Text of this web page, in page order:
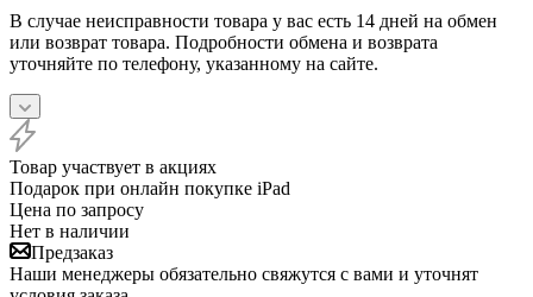
В случае неисправности товара у вас есть 14 дней на обмен
или возврат товара. Подробности обмена и возврата
уточняйте по телефону, указанному на сайте.
Товар участвует в акциях
Подарок при онлайн покупке iPad
Цена по запросу
Нет в наличии
Предзаказ
Наши менеджеры обязательно свяжутся с вами и уточнят